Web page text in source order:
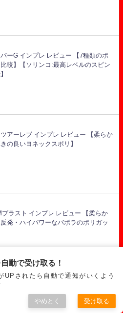
ーG インプレ レビュー 【7種類のポ
較】【ソリンコ:最高レベルのスピン
アーレブ インプレ レビュー 【柔らか
の良いヨネックスポリ】
ブラスト インプレ レビュー 【柔らか
発・ハイパワーなバボラのポリガッ
やしっかりしているヨネックスマルチ
動で受け取る！
UPされたら自動で通知がいくよう
やめとく 受け取る